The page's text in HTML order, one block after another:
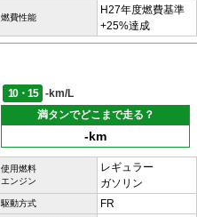
燃費性能
H27年度燃費基準
+25%達成
10・15
-km/L
満タンでどこまで走る？
-km
使用燃料
エンジン
レギュラー
ガソリン
駆動方式 FR